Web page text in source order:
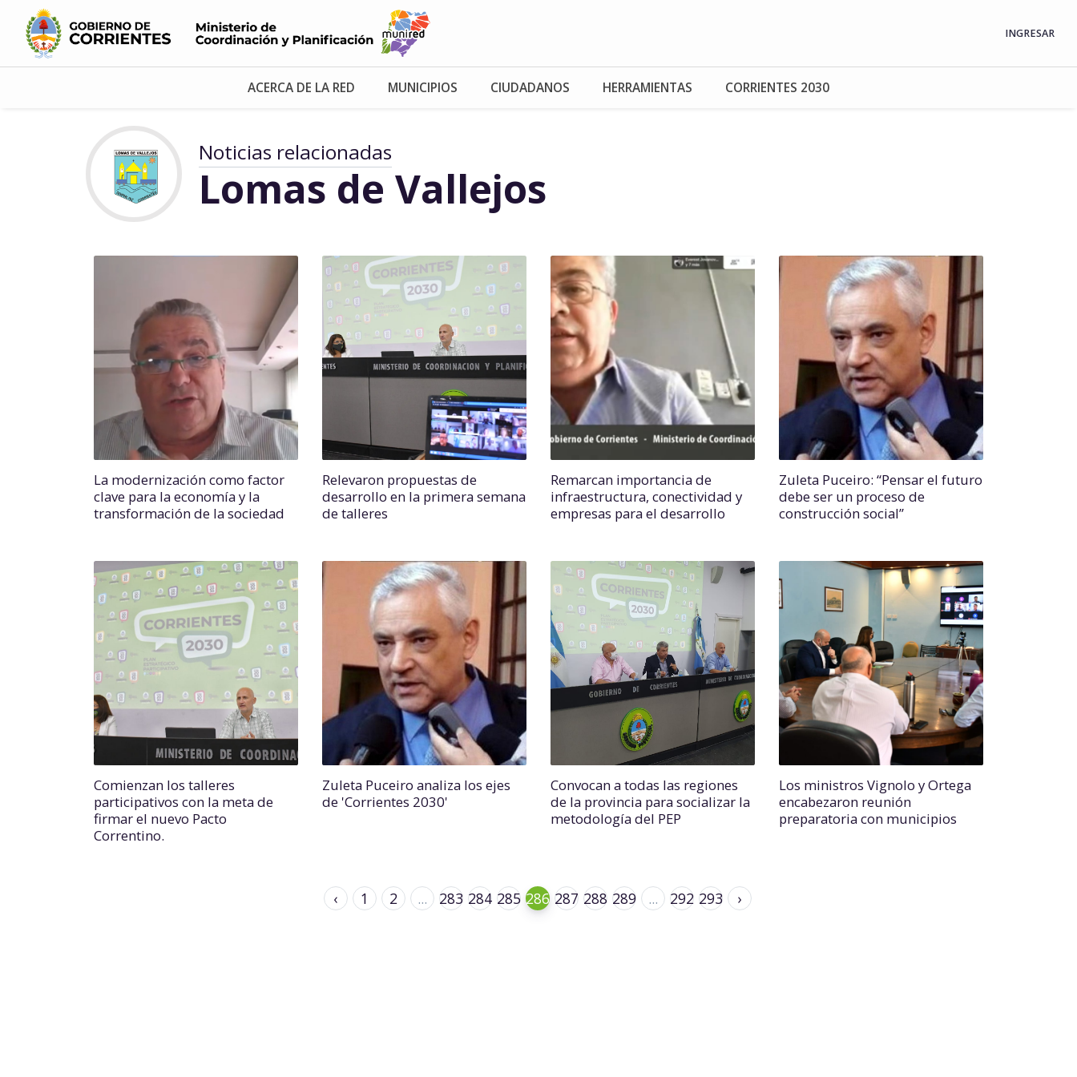
INGRESAR
ACERCA DE LA RED MUNICIPIOS CIUDADANOS HERRAMIENTAS CORRIENTES 2030
Noticias relacionadas
Lomas de Vallejos
La modernización como factor
clave para la economía y la
transformación de la sociedad
Relevaron propuestas de
desarrollo en la primera semana
de talleres
Remarcan importancia de
infraestructura, conectividad y
empresas para el desarrollo
Zuleta Puceiro: “Pensar el futuro
debe ser un proceso de
construcción social”
Comienzan los talleres
participativos con la meta de
firmar el nuevo Pacto
Correntino.
Zuleta Puceiro analiza los ejes
de 'Corrientes 2030'
Convocan a todas las regiones
de la provincia para socializar la
metodología del PEP
Los ministros Vignolo y Ortega
encabezaron reunión
preparatoria con municipios
‹ 1 2 ... 283 284 285 286 287 288 289 ... 292 293 ›